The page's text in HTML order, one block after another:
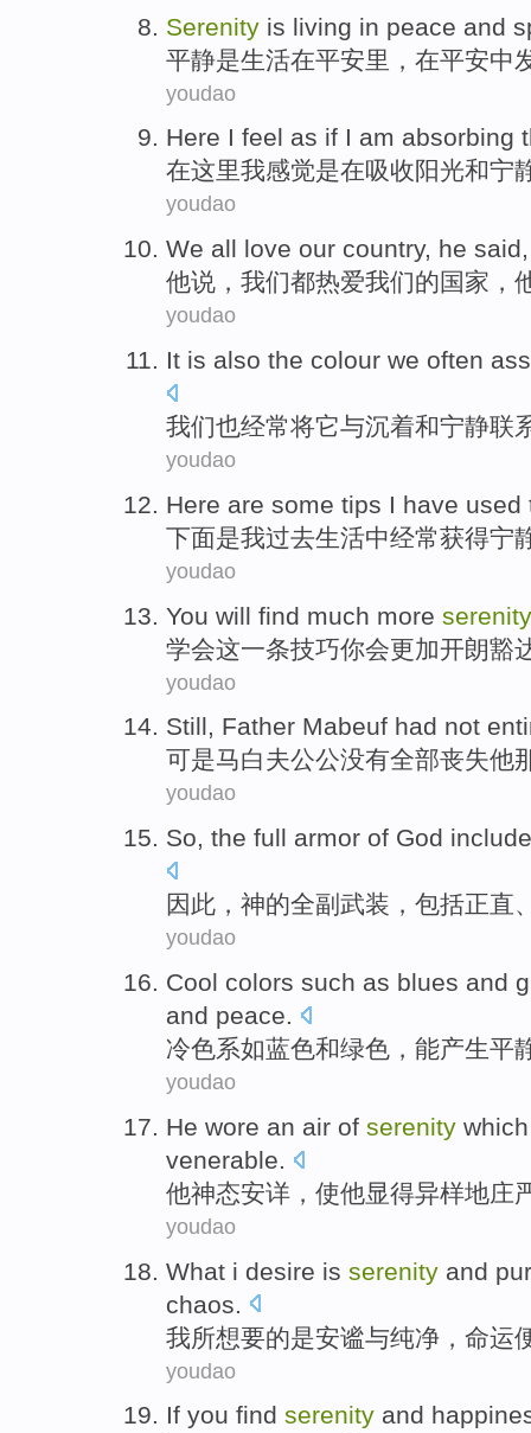
Serenity is living in peace and
平静是生活在平安里，在平安中
youdao
Here I feel as if I am absorbing
在这里我感觉是在吸收阳光和宁
youdao
We all love our country, he said
他说 ， 我们都热爱我们的国家 ，
youdao
It is also the colour we often
我们也经常将它与沉着和宁静联
youdao
Here are some tips I have used
下面是我过去生活中经常获得宁
youdao
You will find much more serenity
学会这一条技巧你会更加开朗豁
youdao
Still, Father Mabeuf had not
可是马白夫公公没有全部丧失他
youdao
So, the full armor of God
因此 ， 神的全副 武装， 包括正直
youdao
Cool colors such as blues and
and peace.
冷色系如蓝色和绿色 ， 能产生平
youdao
He wore an air of serenity
venerable.
他神态安详 ，使他显得异样地庄
youdao
What i desire is serenity and
chaos
我所想要的是安谧与纯净 ， 命运
youdao
If you find serenity and